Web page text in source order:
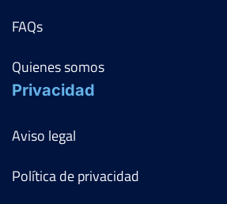
FAQs
Quienes somos
Privacidad
Aviso legal
Política de privacidad